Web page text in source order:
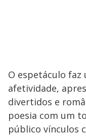
O espetáculo faz
afetividade,
divertidos e
poesia com um
público vínculos